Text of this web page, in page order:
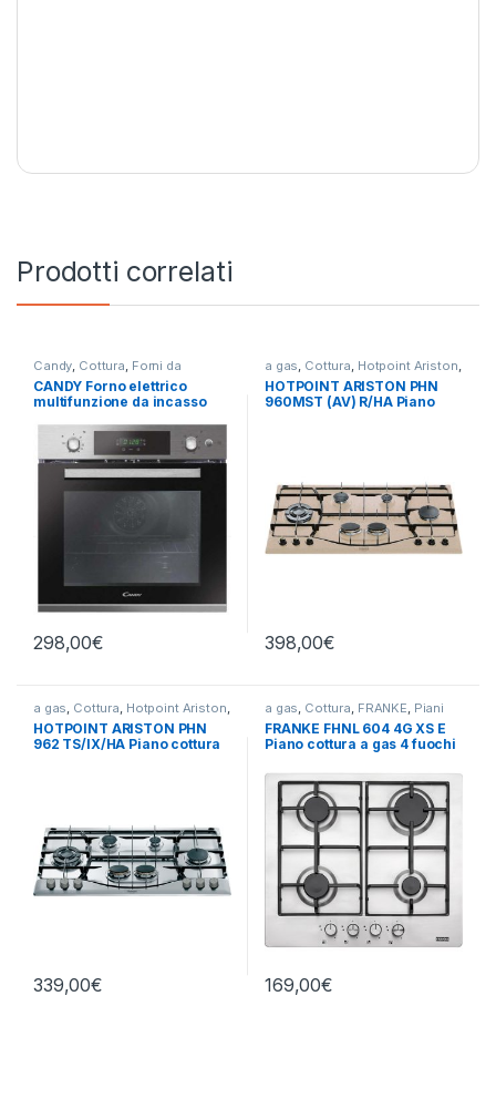
Prodotti correlati
Candy, Cottura, Forni da
Incasso
CANDY Forno elettrico
multifunzione da incasso
298,00€
a gas, Cottura, Hotpoint Ariston,
Piani Cottura
HOTPOINT ARISTON PHN
960MST (AV) R/HA Piano
398,00€
a gas, Cottura, Hotpoint Ariston,
Piani Cottura
HOTPOINT ARISTON PHN
962 TS/IX/HA Piano cottura
339,00€
a gas, Cottura, FRANKE, Piani
Cottura
FRANKE FHNL 604 4G XS E
Piano cottura a gas 4 fuochi
169,00€